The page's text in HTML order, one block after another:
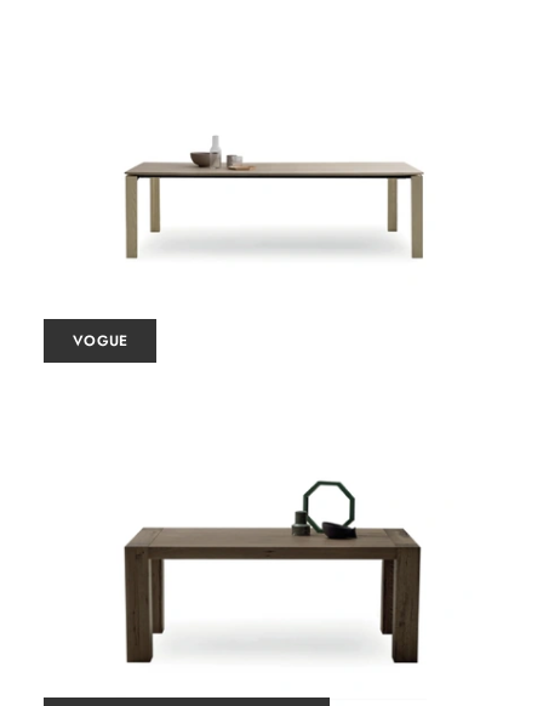
VOGUE